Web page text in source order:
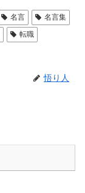
名言
名言集
転職
悟り人